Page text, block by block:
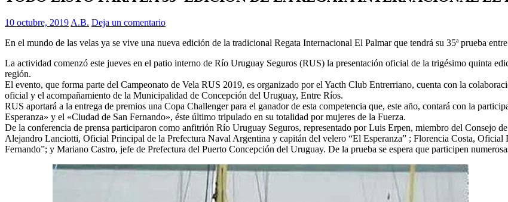
10 octubre, 2019 A.B. Deja un comentario
En el mundo de las velas ya se vive una nueva edición de la tradicional Regata Internacional El Palmar que tendrá su 35ª prueba
La actividad comenzó este jueves en el patio interno de Río Uruguay Seguros (RUS) la presentación oficial de la trigésimo quinta
región.
El evento, que forma parte del Campeonato de Vela RUS 2019, es organizado por el Yacth Club Entrerriano, cuenta con la
oficial y el acompañamiento de la Municipalidad de Concepción del Uruguay, Entre Ríos.
RUS aportará a la entrega de premios una Copa Challenger para el ganador de esta competencia que, este año, contará con la
Esperanza» y el «Ciudad de San Fernando», éste último tripulado en su totalidad por mujeres de la Fuerza.
De la conferencia de prensa participaron como anfitrión Río Uruguay Seguros, representado por Luis Erpen, miembro del Consejo
Alejandro Lanciotti, Oficial Principal de la Prefectura Naval Argentina y capitán del velero “El Esperanza” ; Florencia Costa,
Fernando”; y Mariano Castro, jefe de Prefectura del Puerto Concepción del Uruguay. De la prueba se espera que participen